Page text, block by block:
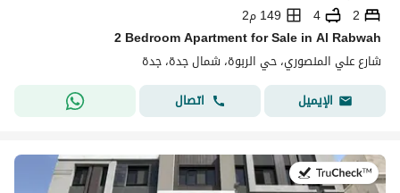
2
4
149 م2
2 Bedroom Apartment for Sale in Al Rabwah
شارع علي المنصوري، حي الربوة، شمال جدة، جدة
الإيميل
اتصال
في:2 أغسطس 2026